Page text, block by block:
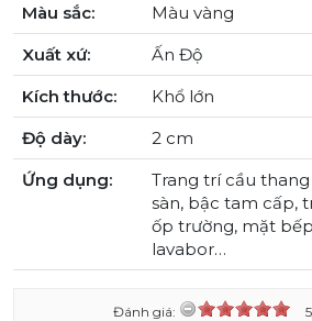
Màu sắc:
Màu vàng
Xuất xứ:
Ấn Độ
Kích thước:
Khổ lớn
Độ dày:
2 cm
Ứng dụng:
Trang trí cầu
sàn, bậc tam cấp,
ốp trường, mặt
lavabor…
Đánh giá: